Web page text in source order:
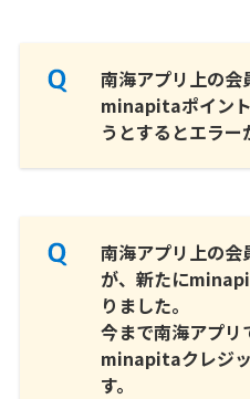
南海アプリ上の会
minapitaポイン
うとするとエラー
南海アプリ上の会
が、新たに
りました。
今まで南海アプリ
minapitaクレジ
す。